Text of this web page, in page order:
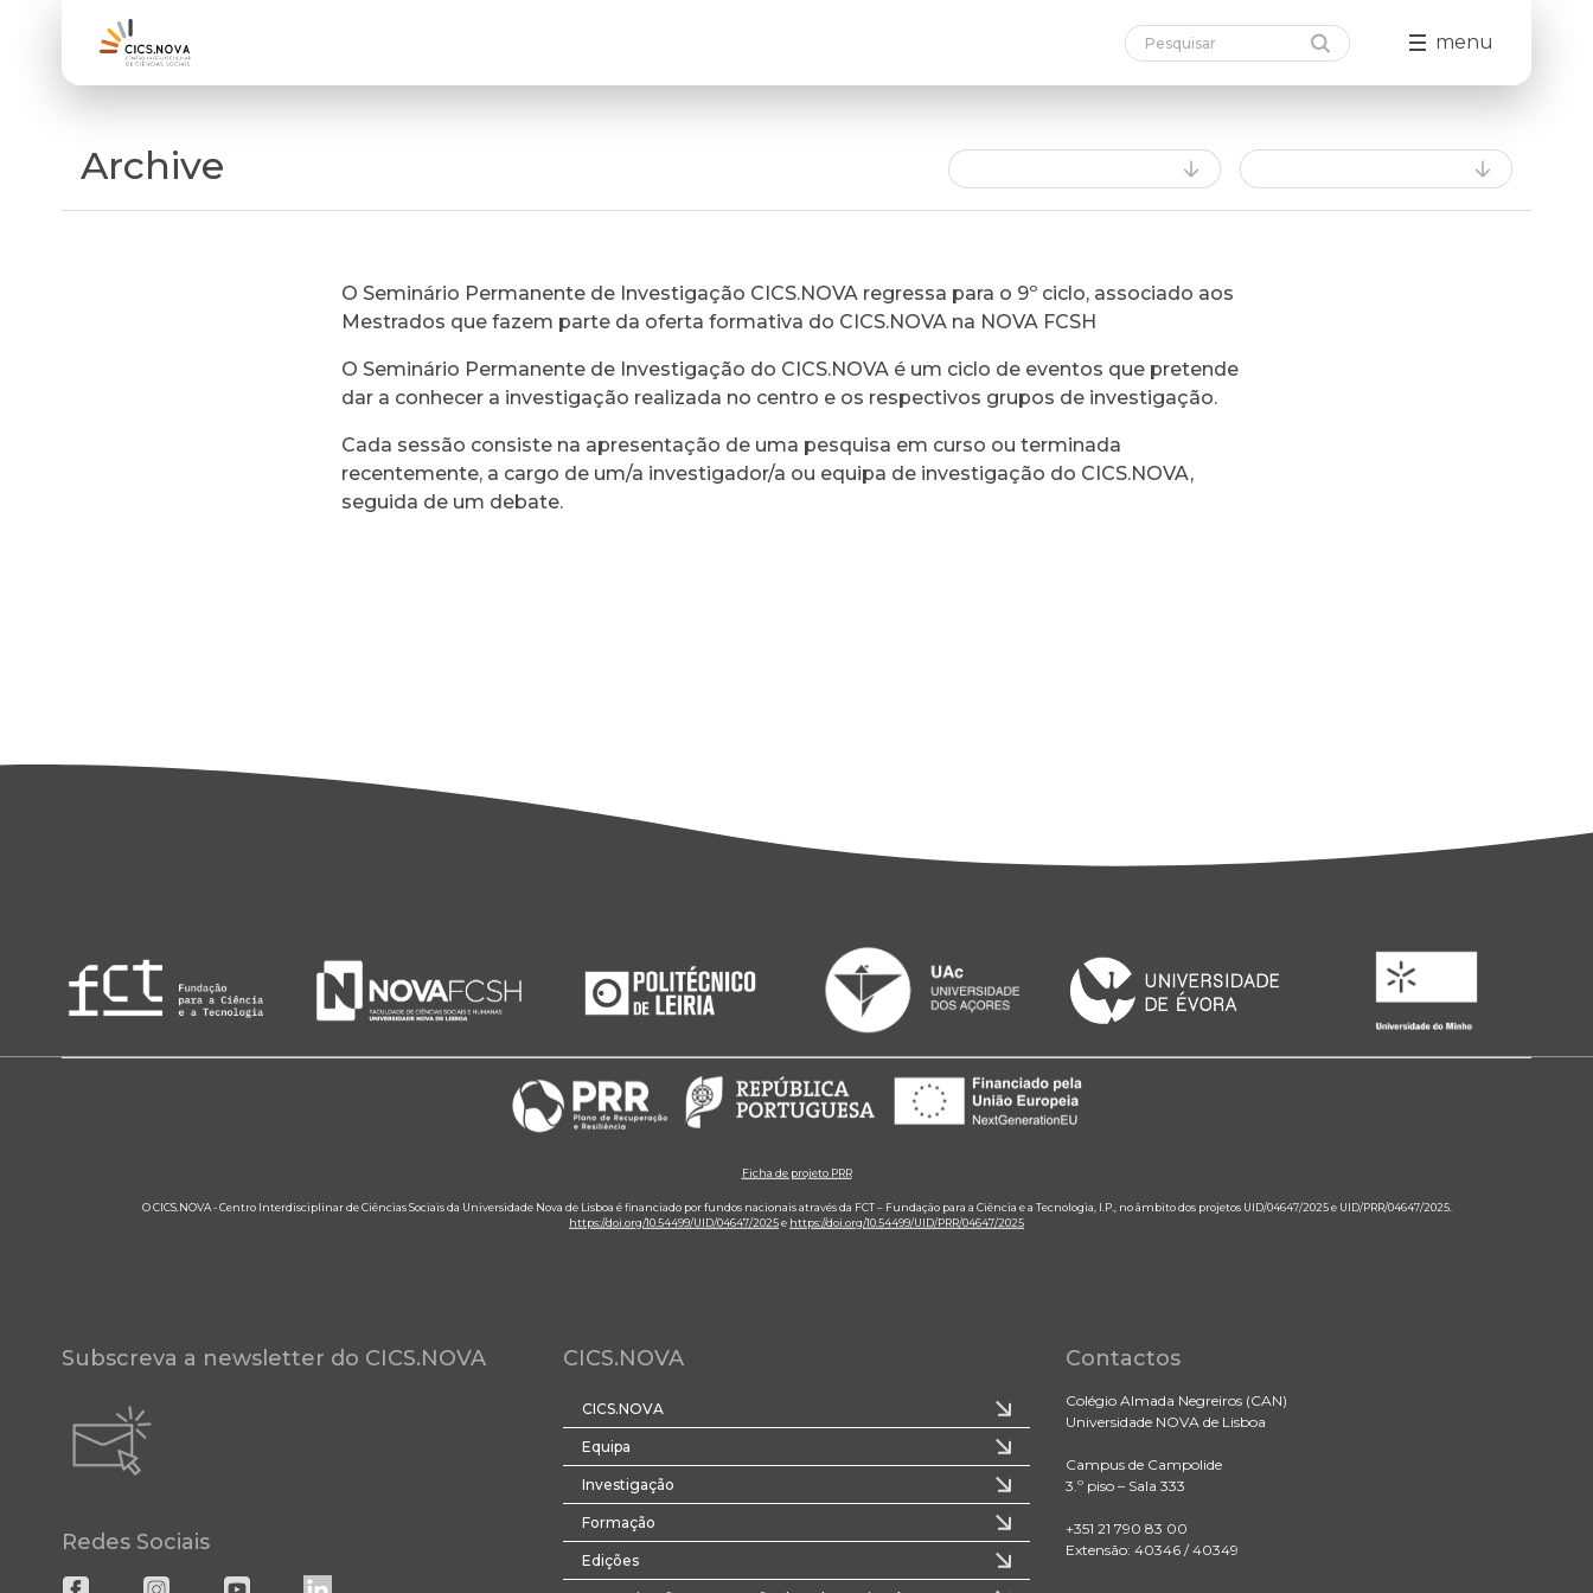
menu
Archive
O Seminário Permanente de Investigação CICS.NOVA regressa para o 9º ciclo, associado aos
Mestrados que fazem parte da oferta formativa do CICS.NOVA na NOVA FCSH
O Seminário Permanente de Investigação do CICS.NOVA é um ciclo de eventos que pretende
dar a conhecer a investigação realizada no centro e os respectivos grupos de investigação.
Cada sessão consiste na apresentação de uma pesquisa em curso ou terminada
recentemente, a cargo de um/a investigador/a ou equipa de investigação do CICS.NOVA,
seguida de um debate.
Ficha de projeto PRR
O CICS.NOVA - Centro Interdisciplinar de Ciências Sociais da Universidade Nova de Lisboa é financiado por fundos nacionais através da FCT – Fundação para a Ciência e a Tecnologia, I.P., no âmbito dos projetos UID/04647/2025 e UID/PRR/04647/2025.
https://doi.org/10.54499/UID/04647/2025e https://doi.org/10.54499/UID/PRR/04647/2025
Subscreva a newsletter do CICS.NOVA
Redes Sociais
CICS.NOVA
CICS.NOVA
Equipa
Investigação
Formação
Edições
Contactos
Colégio Almada Negreiros (CAN)
Universidade NOVA de Lisboa
Campus de Campolide
3.º piso – Sala 333
+351 21 790 83 00
Extensão: 40346 / 40349